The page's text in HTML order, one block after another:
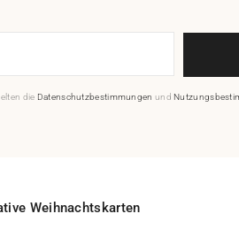
die Datenschutzbestimmungen und
Weihnachtskarten